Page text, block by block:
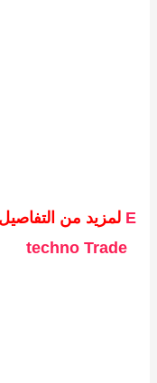
لمزيد من التفاصيل و المعلومات برجاء الاتصال علي E
techno Trade